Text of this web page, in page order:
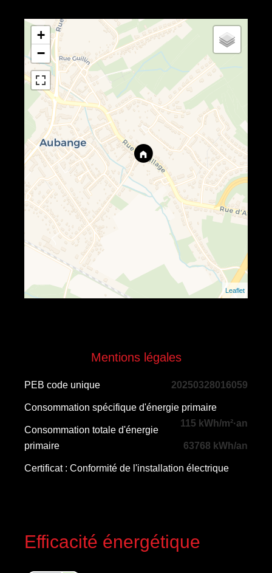
+
−
Leaflet
Mentions légales
PEB code unique 20250328016059
Consommation spécifique d'énergie primaire
115 kWh/m²·an
Consommation totale d'énergie
primaire
63768 kWh/an
Certificat : Conformité de l'installation électrique
Efficacité énergétique